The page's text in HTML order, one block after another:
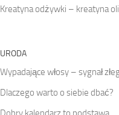
Kreatyna odżywki – kreatyna
URODA
Wypadające włosy – sygnał
Dlaczego warto o siebie dbać?